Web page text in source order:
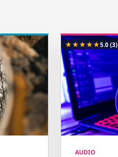
★★★★★5.0(3)
AUDIO